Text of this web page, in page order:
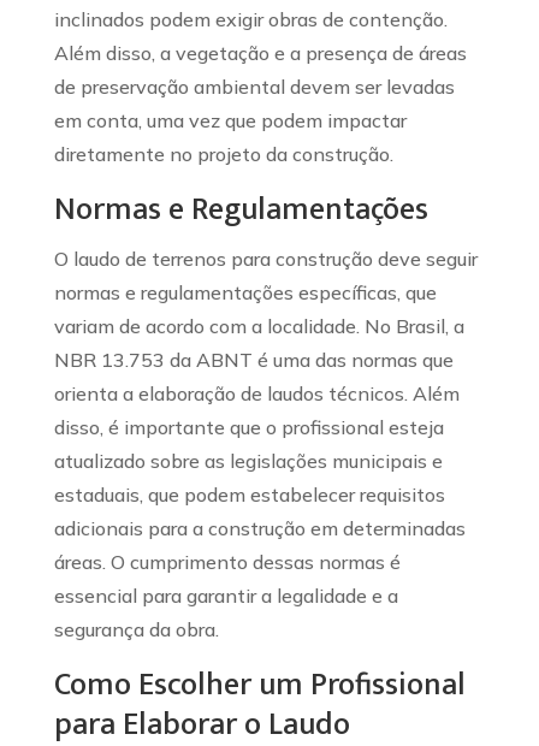
inclinados podem exigir obras de contenção.
Além disso, a vegetação e a presença de áreas
de preservação ambiental devem ser levadas
em conta, uma vez que podem impactar
diretamente no projeto da construção.
Normas e Regulamentações
O laudo de terrenos para construção deve seguir
normas e regulamentações específicas, que
variam de acordo com a localidade. No Brasil, a
NBR 13.753 da ABNT é uma das normas que
orienta a elaboração de laudos técnicos. Além
disso, é importante que o profissional esteja
atualizado sobre as legislações municipais e
estaduais, que podem estabelecer requisitos
adicionais para a construção em determinadas
áreas. O cumprimento dessas normas é
essencial para garantir a legalidade e a
segurança da obra.
Como Escolher um Profissional
para Elaborar o Laudo